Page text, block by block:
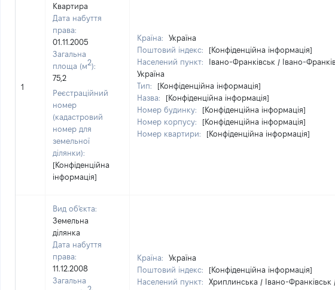
1
Квартира
Дата набуття
права:
01.11.2005
Загальна
площа (м2):
75,2
Реєстраційний
номер
(кадастровий
номер для
земельної
ділянки):
[Конфіденційна
інформація]
Країна:
Україна
Поштовий індекс:
[Конфіденційна інформація]
Населений пункт:
Івано-Франківськ / Івано-
Україна
Тип:
[Конфіденційна інформація]
Назва:
[Конфіденційна інформація]
Номер будинку:
[Конфіденційна інформація]
Номер корпусу:
[Конфіденційна інформація]
Номер квартири:
[Конфіденційна інформація]
Вид об'єкта:
Земельна
ділянка
Дата набуття
права:
11.12.2008
Загальна
Країна:
Україна
Поштовий індекс:
[Конфіденційна інформація]
Населений пункт:
Хриплинська / Івано-Франківськ